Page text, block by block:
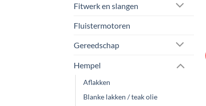
Fitwerk en slangen
Fluistermotoren
Gereedschap
Hempel
Aflakken
Blanke lakken / teak olie